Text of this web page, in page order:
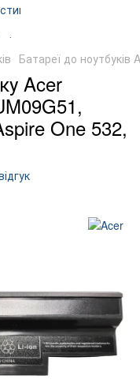
Батареї до ноутбуків
Acer
One 532,